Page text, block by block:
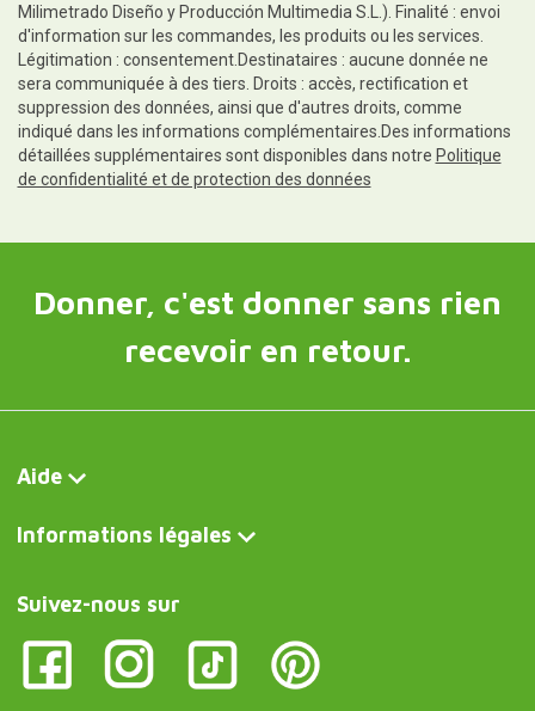
Milimetrado Diseño y Producción Multimedia S.L.). Finalité : envoi
d'information sur les commandes, les produits ou les services.
Légitimation : consentement.Destinataires : aucune donnée ne
sera communiquée à des tiers. Droits : accès, rectification et
suppression des données, ainsi que d'autres droits, comme
indiqué dans les informations complémentaires.Des informations
détaillées supplémentaires sont disponibles dans notre Politique
de confidentialité et de protection des données
Donner, c'est donner sans rien
recevoir en retour.
Aide
Informations légales
Suivez-nous sur